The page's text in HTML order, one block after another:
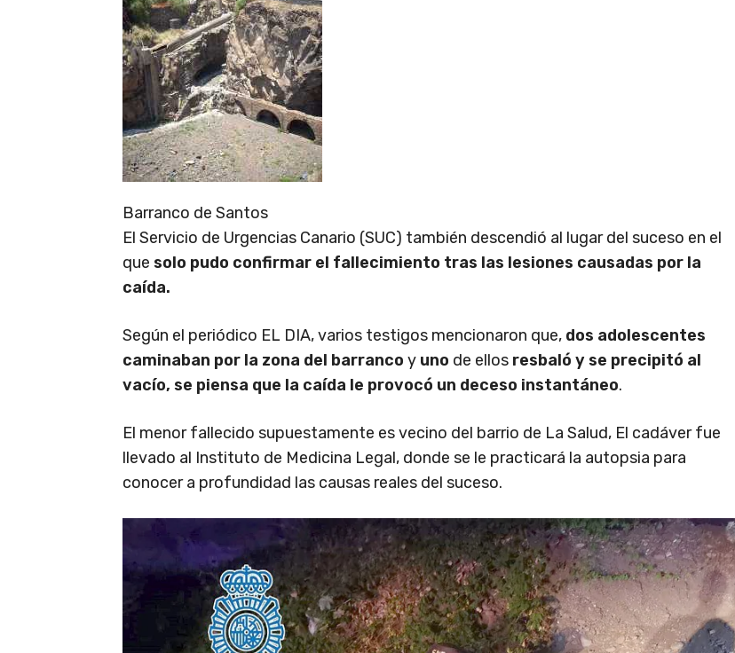
Barranco de Santos
El Servicio de Urgencias Canario (SUC) también descendió al lugar del suceso en el
que solo pudo confirmar el fallecimiento tras las lesiones causadas por la
caída.
Según el periódico EL DIA, varios testigos mencionaron que, dos adolescentes
caminaban por la zona del barranco y uno de ellos resbaló y se precipitó al
vacío, se piensa que la caída le provocó un deceso instantáneo.
El menor fallecido supuestamente es vecino del barrio de La Salud, El cadáver fue
llevado al Instituto de Medicina Legal, donde se le practicará la autopsia para
conocer a profundidad las causas reales del suceso.